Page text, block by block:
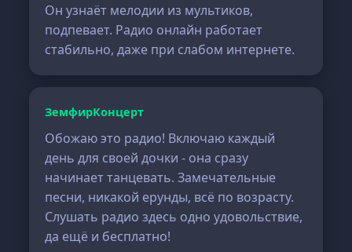
Он узнаёт мелодии из мультиков,
подпевает. Радио онлайн работает
стабильно, даже при слабом интернете.
ЗемфирКонцерт
Обожаю это радио! Включаю каждый
день для своей дочки - она сразу
начинает танцевать. Замечательные
песни, никакой ерунды, всё по возрасту.
Слушать радио здесь одно удовольствие,
да ещё и бесплатно!